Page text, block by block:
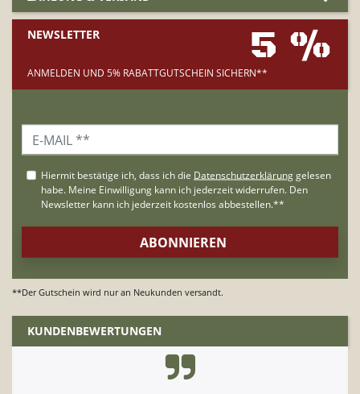
NEWSLETTER 5 %
ANMELDEN UND 5% RABATTGUTSCHEIN SICHERN**
**Der Gutschein wird nur an Neukunden versandt.
KUNDENBEWERTUNGEN